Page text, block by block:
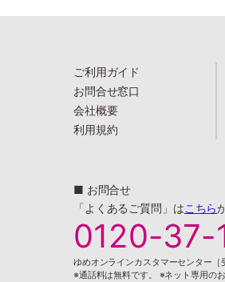
ご利用ガイド
お問合せ窓口
会社概要
利用規約
■ お問合せ
「よくあるご質問」はこちら
0120-37-
ゆめオンラインカスタマーセンター
※通話料は無料です。 ※ネット専用の